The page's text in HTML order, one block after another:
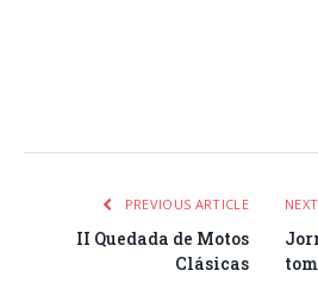
PREVIOUS ARTICLE
II Quedada de Motos
Clásicas